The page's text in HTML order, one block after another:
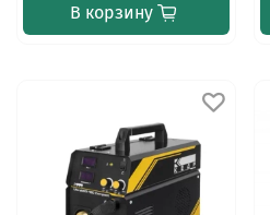
В корзину